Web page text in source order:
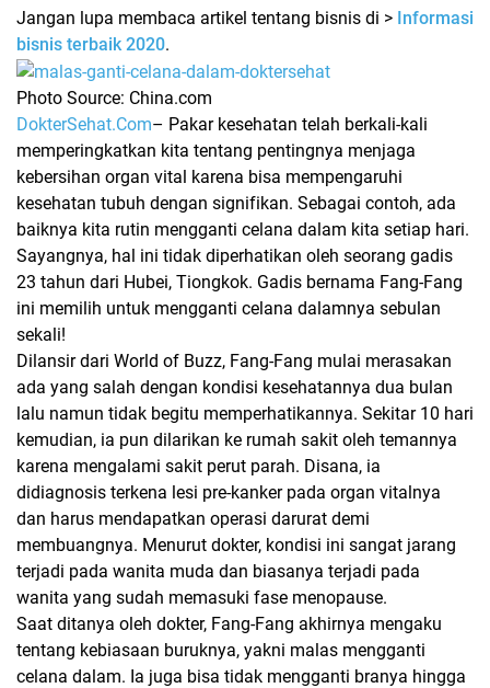
Jangan lupa membaca artikel tentang bisnis di > Informasi
bisnis terbaik 2020.
Photo Source: China.com
DokterSehat.Com– Pakar kesehatan telah berkali-kali
memperingkatkan kita tentang pentingnya menjaga
kebersihan organ vital karena bisa mempengaruhi
kesehatan tubuh dengan signifikan. Sebagai contoh, ada
baiknya kita rutin mengganti celana dalam kita setiap hari.
Sayangnya, hal ini tidak diperhatikan oleh seorang gadis
23 tahun dari Hubei, Tiongkok. Gadis bernama Fang-Fang
ini memilih untuk mengganti celana dalamnya sebulan
sekali!
Dilansir dari World of Buzz, Fang-Fang mulai merasakan
ada yang salah dengan kondisi kesehatannya dua bulan
lalu namun tidak begitu memperhatikannya. Sekitar 10 hari
kemudian, ia pun dilarikan ke rumah sakit oleh temannya
karena mengalami sakit perut parah. Disana, ia
didiagnosis terkena lesi pre-kanker pada organ vitalnya
dan harus mendapatkan operasi darurat demi
membuangnya. Menurut dokter, kondisi ini sangat jarang
terjadi pada wanita muda dan biasanya terjadi pada
wanita yang sudah memasuki fase menopause.
Saat ditanya oleh dokter, Fang-Fang akhirnya mengaku
tentang kebiasaan buruknya, yakni malas mengganti
celana dalam. Ia juga bisa tidak mengganti branya hingga